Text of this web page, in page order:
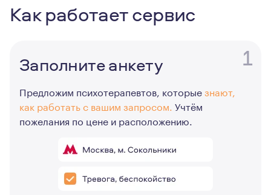
Как работает сервис
1
Заполните анкету
Предложим психотерапевтов, которыезнают,
как работать с вашим запросом. Учтём
пожелания по цене и расположению.